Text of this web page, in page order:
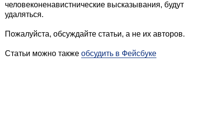
человеконенавистнические высказывания, будут
удаляться.
Пожалуйста, обсуждайте статьи, а не их авторов.
Статьи можно также обсудить в Фейсбуке